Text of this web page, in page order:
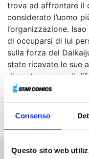
Consenso
Questo sito web
trova ad affrontare il
considerato l’uomo
l’organizzazione.
di occuparsi di lui
sulla forza del
state ricavate le sue
di contro, cerca di
ostinatamente di
al muro dai violenti
completamente il